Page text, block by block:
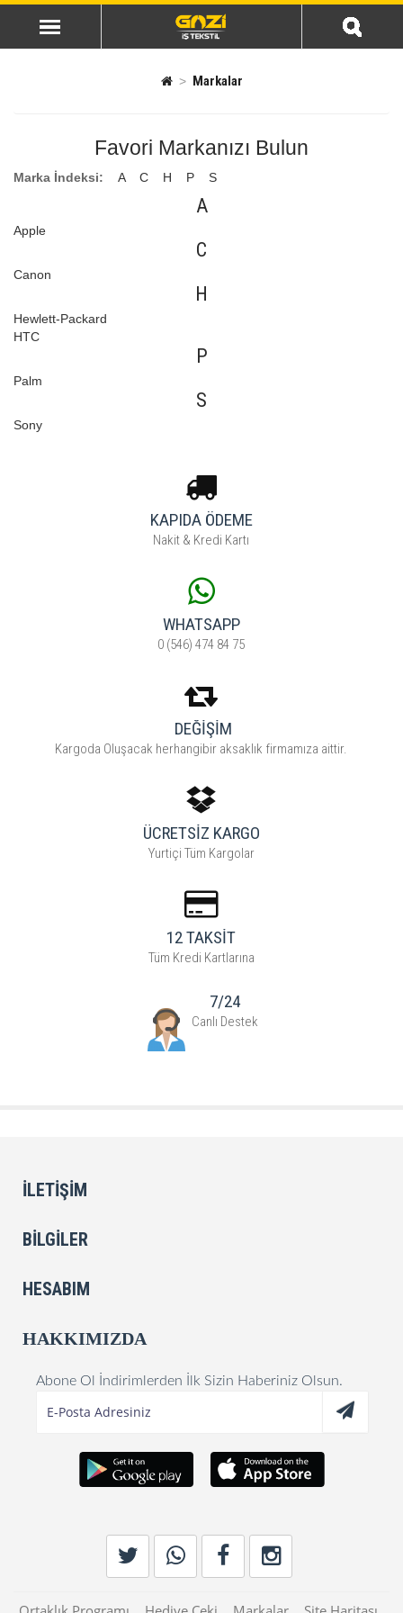
Markalar
Favori Markanızı Bulun
Marka İndeksi: A C H P S
A
Apple
C
Canon
H
Hewlett-Packard
HTC
P
Palm
S
Sony
KAPIDA ÖDEME
Nakit & Kredi Kartı
WHATSAPP
0 (546) 474 84 75
DEĞİŞİM
Kargoda Oluşacak herhangibir aksaklık firmamıza aittir.
ÜCRETSİZ KARGO
Yurtiçi Tüm Kargolar
12 TAKSİT
Tüm Kredi Kartlarına
7/24
Canlı Destek
İLETIŞIM
BILGILER
HESABIM
HAKKIMIZDA
Abone Ol İndirimlerden İlk Sizin Haberiniz Olsun.